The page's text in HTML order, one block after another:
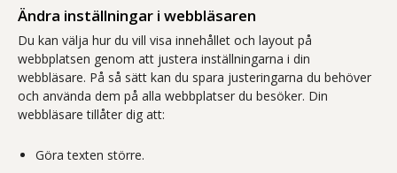
Ändra inställningar i webbläsaren
Du kan välja hur du vill visa innehållet och layout på
webbplatsen genom att justera inställningarna i din
webbläsare. På så sätt kan du spara justeringarna du behöver
och använda dem på alla webbplatser du besöker. Din
webbläsare tillåter dig att:
Göra texten större.